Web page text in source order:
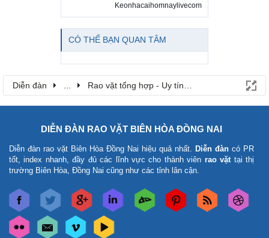
Keonhacaihomnaylivecom
CÓ THỂ BẠN QUAN TÂM
Diễn đàn Rao vặt tổng hợp - Uy tín - Miễn phí
DIỄN ĐÀN RAO VẶT BIÊN HÒA ĐỒNG NAI
Diễn đàn rao vặt Biên Hòa Đồng Nai hiệu quả nhất. Diễn đàn có PR
tốt, index nhanh, đầy đủ các lĩnh vực cho thành viên rao vặt tại thị
trường Biên Hòa, Đồng Nai cũng như các tỉnh lân cận.